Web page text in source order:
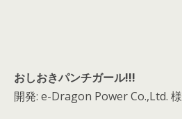
おしおきパンチガール!!!
開発: e-Dragon Power Co.,Ltd. 様